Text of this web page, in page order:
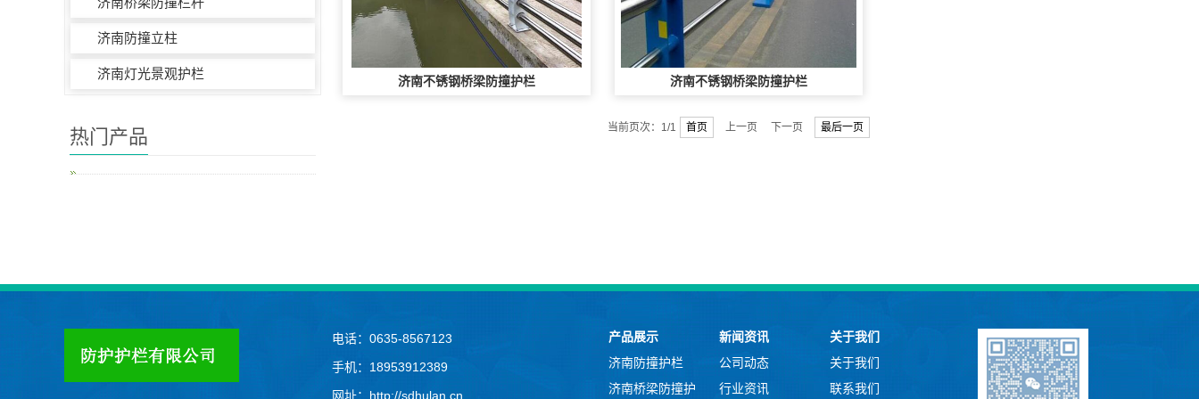
济南防撞立柱
济南灯光景观护栏 济南不锈钢桥梁防撞护栏 济南不锈钢桥梁防撞护栏
当前页次：1/1 首页 上一页 下一页 最后一页
热门产品
电话：0635-8567123
手机：18953912389
网址：http://sdhulan.cn
产品展示
济南防撞护栏
济南桥梁防撞护
新闻资讯
公司动态
行业资讯
关于我们
关于我们
联系我们